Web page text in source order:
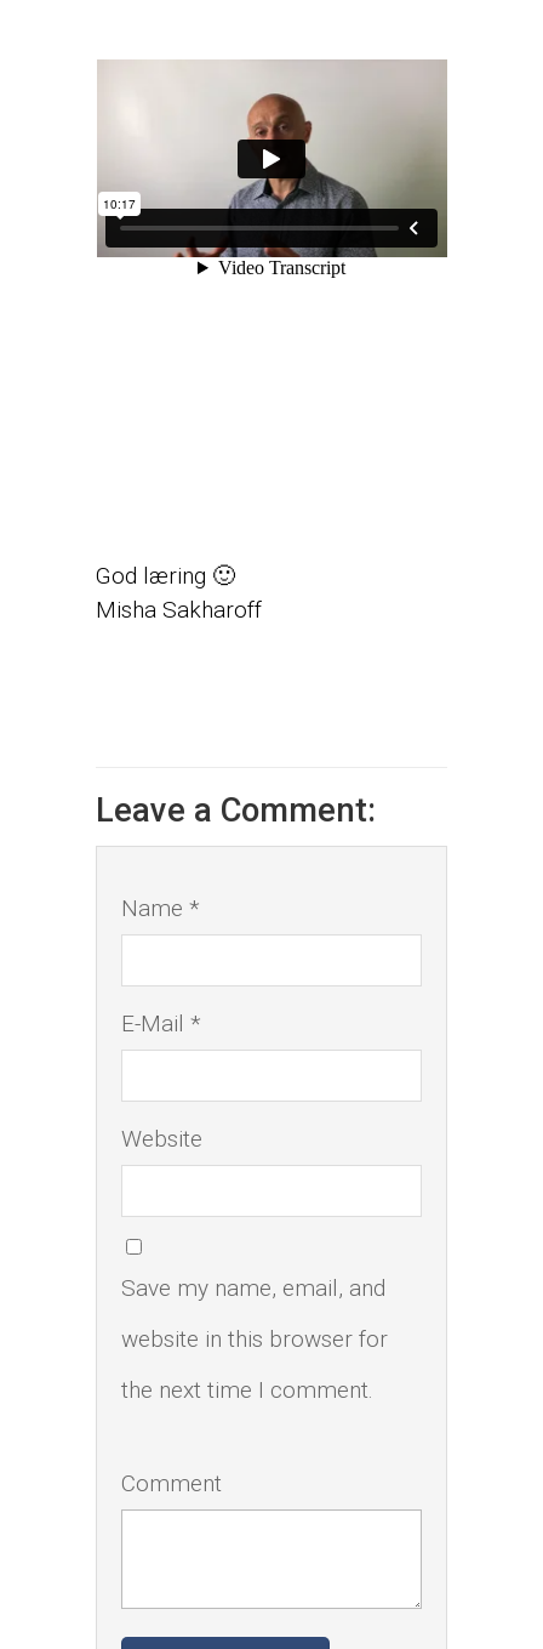
God læring 🙂
Misha Sakharoff
Leave a Comment:
Name *
E-Mail *
Website
Save my name, email, and
website in this browser for
the next time I comment.
Comment